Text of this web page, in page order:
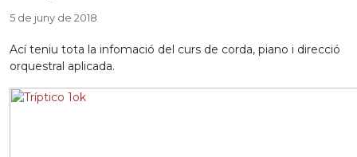
5 de juny de 2018
Ací teniu tota la infomació del curs de corda, piano i direcció
orquestral aplicada.